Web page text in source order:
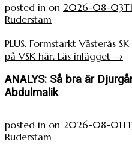
posted in on 2026-08-
Ruderstam
PLUS. Formstarkt Västerås
på VSK här. Läs inlägget →
ANALYS: Så bra är
Abdulmalik
posted in on 2026-08-
Ruderstam